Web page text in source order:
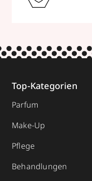
Top-Kategorien
Parfum
Make-Up
Pflege
Behandlungen